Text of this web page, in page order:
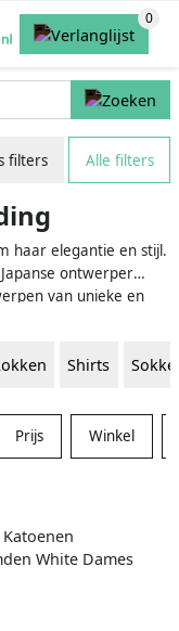
filters Alle filters
haar elegantie en stijl.
ontwerper
van unieke en
vrouwen. Kenzo
verfijnde en tijdloze
je nu op zoek bent
jurk of een stijlvol wit
elke gelegenheid.
Shirts
Prijs Winkel